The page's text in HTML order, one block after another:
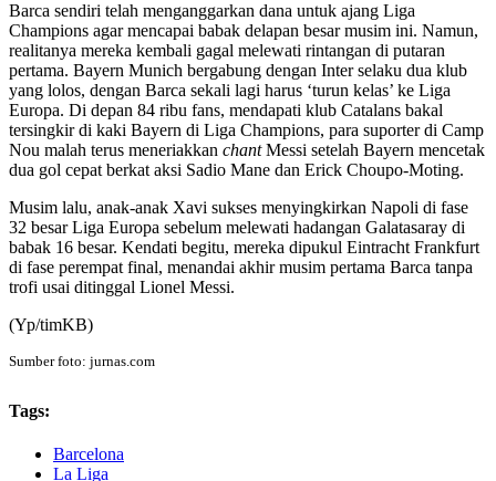
Barca sendiri telah menganggarkan dana untuk ajang Liga
Champions agar mencapai babak delapan besar musim ini. Namun,
realitanya mereka kembali gagal melewati rintangan di putaran
pertama. Bayern Munich bergabung dengan Inter selaku dua klub
yang lolos, dengan Barca sekali lagi harus ‘turun kelas’ ke Liga
Europa. Di depan 84 ribu fans, mendapati klub Catalans bakal
tersingkir di kaki Bayern di Liga Champions, para suporter di Camp
Nou malah terus meneriakkan chantMessi setelah Bayern mencetak
dua gol cepat berkat aksi Sadio Mane dan Erick Choupo-Moting.
Musim lalu, anak-anak Xavi sukses menyingkirkan Napoli di fase
32 besar Liga Europa sebelum melewati hadangan Galatasaray di
babak 16 besar. Kendati begitu, mereka dipukul Eintracht Frankfurt
di fase perempat final, menandai akhir musim pertama Barca tanpa
trofi usai ditinggal Lionel Messi.
(Yp/timKB)
Sumber foto: jurnas.com
Tags:
Barcelona
La Liga